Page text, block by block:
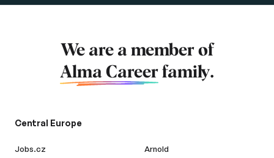
We are a member of
Alma Career family.
Central Europe
Jobs.cz
Arnold